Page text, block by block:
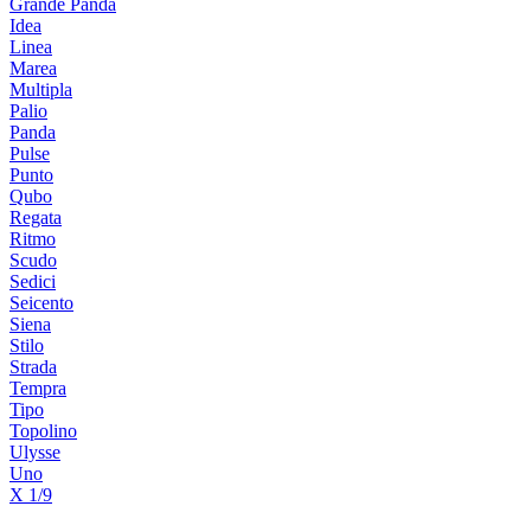
Idea
Linea
Marea
Multipla
Palio
Panda
Pulse
Punto
Qubo
Regata
Ritmo
Scudo
Sedici
Seicento
Siena
Stilo
Strada
Tempra
Tipo
Topolino
Ulysse
Uno
X 1/9